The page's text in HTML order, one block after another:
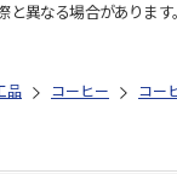
異なる場合があります。
品 コーヒー コー